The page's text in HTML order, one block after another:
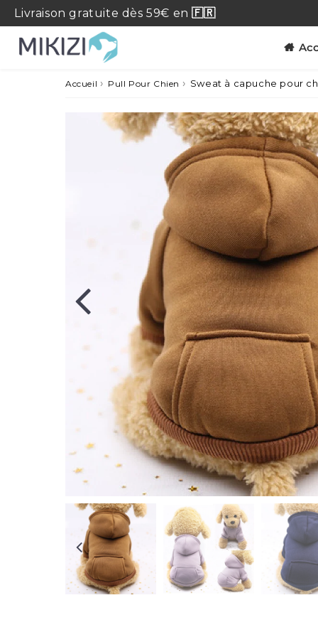
Livraison gratuite dès 59€ en🇫🇷
Accueil › Pull Pour Chien › Sweat à capuche pour